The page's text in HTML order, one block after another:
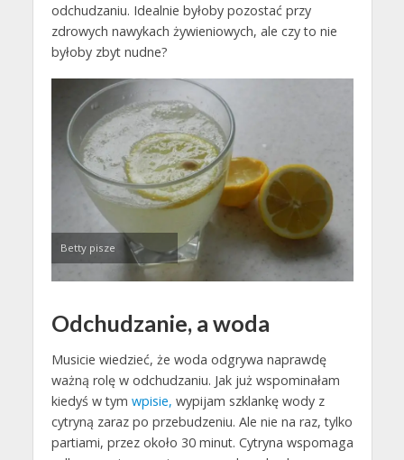
odchudzaniu. Idealnie byłoby pozostać przy
zdrowych nawykach żywieniowych, ale czy to nie
byłoby zbyt nudne?
Betty pisze
Odchudzanie, a woda
Musicie wiedzieć, że woda odgrywa naprawdę
ważną rolę w odchudzaniu. Jak już wspominałam
kiedyś w tym wpisie, wypijam szklankę wody z
cytryną zaraz po przebudzeniu. Ale nie na raz, tylko
partiami, przez około 30 minut. Cytryna wspomaga